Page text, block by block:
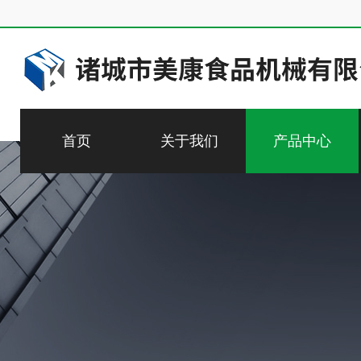
首页 关于我们 产品中心